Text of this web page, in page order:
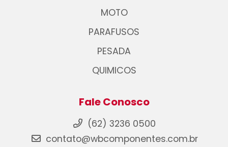
MOTO
PARAFUSOS
PESADA
QUIMICOS
Fale Conosco
(62) 3236 0500
contato@wbcomponentes.com.br